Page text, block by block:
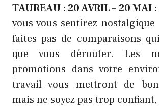
TAUREAU : 20 AVRIL – 20 MAI :
vous vous sentirez nostalgique
faites pas de comparaisons
que vous dérouter. Les
promotions dans votre
travail vous mettront de
mais ne soyez pas trop